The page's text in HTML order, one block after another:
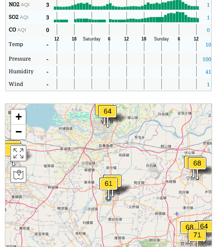
NO2AQI 3
1
SO2AQI 3
1
COAQI 0
0
Temp
-
10
Pressure
- 1007
Humidity
-
41
Wind
- 1
+
−